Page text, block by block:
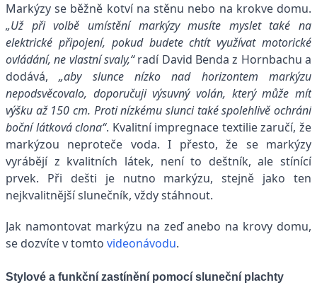
Markýzy se běžně kotví na stěnu nebo na krokve domu.
„Už při volbě umístění markýzy musíte myslet také na
elektrické připojení, pokud budete chtít využívat motorické
ovládání, ne vlastní svaly,“radí David Benda z Hornbachu a
dodává, „aby slunce nízko nad horizontem markýzu
nepodsvěcovalo, doporučuji výsuvný volán, který může mít
výšku až 150 cm. Proti nízkému slunci také spolehlivě ochrání
boční látková clona“. Kvalitní impregnace textilie zaručí, že
markýzou neproteče voda. I přesto, že se markýzy
vyrábějí z kvalitních látek, není to deštník, ale stínící
prvek. Při dešti je nutno markýzu, stejně jako ten
nejkvalitnější slunečník, vždy stáhnout.
Jak namontovat markýzu na zeď anebo na krovy domu,
se dozvíte v tomto videonávodu.
Stylové a funkční zastínění pomocí sluneční plachty